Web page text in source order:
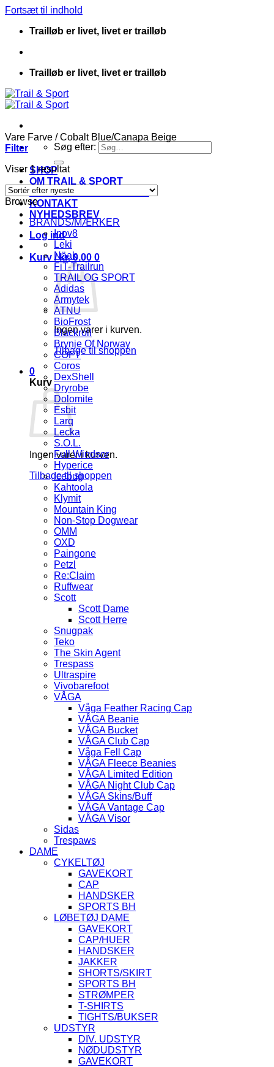
Fortsæt til indhold
Trailløb er livet, livet er trailløb
Trailløb er livet, livet er trailløb
Søg efter:
SHOP
OM TRAIL & SPORT
HANDELSBETINGELSER
KONTAKT
NYHEDSBREV
Log ind
Kurv /kr.0.00 0
Ingen varer i kurven.
Tilbage til shoppen
0
Kurv
Ingen varer i kurven.
Tilbage til shoppen
Vare Farve /Cobalt Blue/Canapa Beige
Filter
Viser 1 resultat
Browse
BRANDS/MÆRKER
Inov8
Leki
Näak
FiT-Trailrun
TRAIL OG SPORT
Adidas
Armytek
ATNU
BioFrost
Blackroll
Brynje Of Norway
COFT
Coros
DexShell
Dryrobe
Dolomite
Esbit
Larq
Lecka
S.O.L.
Full Windsor
Hyperice
Icebug
Kahtoola
Klymit
Mountain King
Non-Stop Dogwear
OMM
OXD
Paingone
Petzl
Re:Claim
Ruffwear
Scott
Scott Dame
Scott Herre
Snugpak
Teko
The Skin Agent
Trespass
Ultraspire
Vivobarefoot
VÅGA
Våga Feather Racing Cap
VÅGA Beanie
VÅGA Bucket
VÅGA Club Cap
Våga Fell Cap
VÅGA Fleece Beanies
VÅGA Limited Edition
VÅGA Night Club Cap
VÅGA Skins/Buff
VÅGA Vantage Cap
VÅGA Visor
Sidas
Trespaws
DAME
CYKELTØJ
GAVEKORT
CAP
HANDSKER
SPORTS BH
LØBETØJ DAME
GAVEKORT
CAP/HUER
HANDSKER
JAKKER
SHORTS/SKIRT
SPORTS BH
STRØMPER
T-SHIRTS
TIGHTS/BUKSER
UDSTYR
DIV. UDSTYR
NØDUDSTYR
GAVEKORT